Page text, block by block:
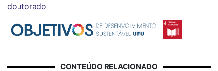
doutorado
CONTEÚDO RELACIONADO